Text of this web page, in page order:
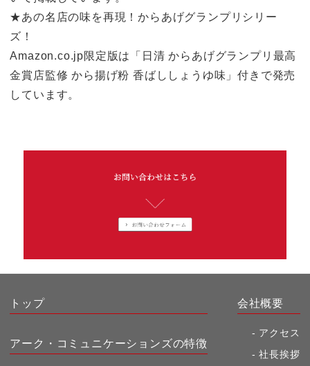
★あの名店の味を再現！からあげグランプリシリー
ズ！
Amazon.co.jp限定版は「日清 からあげグランプリ最高
金賞店監修 から揚げ粉 香ばししょうゆ味」付きで発売
しています。
トップ
アーク・コミュニケーションズの特徴
会社概要
アクセス
社長挨拶